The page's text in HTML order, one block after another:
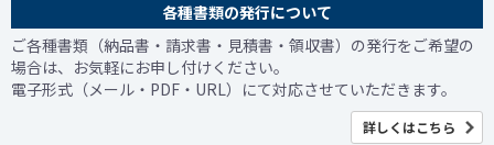
各種書類の発行について
ご各種書類（納品書・請求書・見積書・領収書）の発行をご希望の
場合は、お気軽にお申し付けください。
電子形式（メール・PDF・URL）にて対応させていただきます。
詳しくはこちら